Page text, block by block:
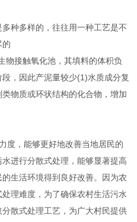
种多样的，往往用一种工艺是不
的
物接触氧化池，其填料的体积负
，因此产泥量较少(1)水质成分复
物质或环状结构的化合物，增加
度，能够更好地改善当地居民的
进行分散式处理，能够显著提高
生活环境得到良好改善。因为农
理难度，为了确保农村生活污水
散式处理工艺，为广大村民提供